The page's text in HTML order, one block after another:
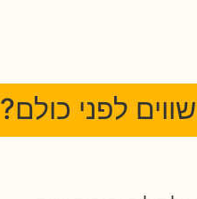
לפני כולם?